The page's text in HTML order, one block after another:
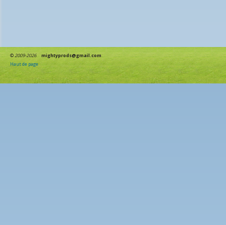
©2009-2026
mightyprods@gmail.com
Haut de page